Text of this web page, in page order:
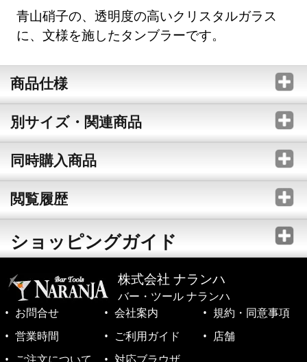
青山硝子の、透明度の高いクリスタルガラス
に、文様を施したタンブラーです。
商品仕様
別サイズ・関連商品
同時購入商品
閲覧履歴
ショッピングガイド
株式会社 ナランハ
バー・ツール ナランハ
お問合せ
会社案内
規約・同意事項
営業時間
ご利用ガイド
店舗